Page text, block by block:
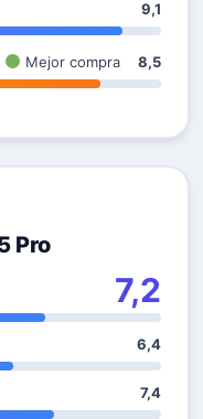
9,1
Mejor compra 8,5
Pro
7,2
6,4
7,4